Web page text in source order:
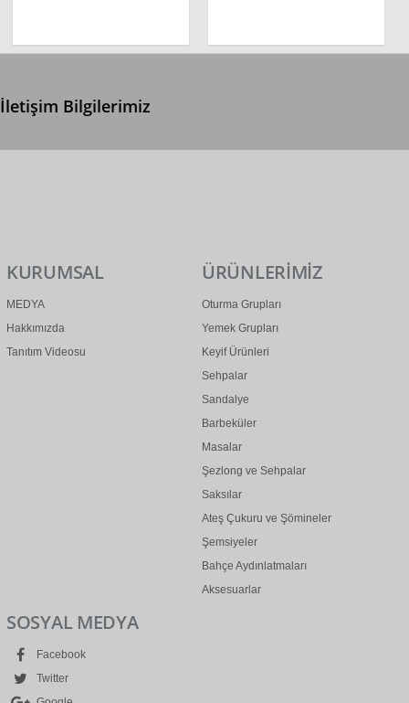
İletişim Bilgilerimiz
KURUMSAL
MEDYA
Hakkımızda
Tanıtım Videosu
ÜRÜNLERİMİZ
Oturma Grupları
Yemek Grupları
Keyif Ürünleri
Sehpalar
Sandalye
Barbeküler
Masalar
Şezlong ve Sehpalar
Saksılar
Ateş Çukuru ve Şömineler
Şemsiyeler
Bahçe Aydınlatmaları
Aksesuarlar
SOSYAL MEDYA
Facebook
Twitter